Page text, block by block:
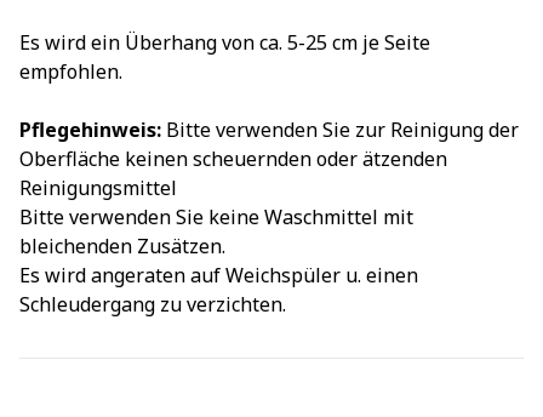
Es wird ein Überhang von ca. 5-25 cm je Seite
empfohlen.
Pflegehinweis: Bitte verwenden Sie zur Reinigung der
Oberfläche keinen scheuernden oder ätzenden
Reinigungsmittel
Bitte verwenden Sie keine Waschmittel mit
bleichenden Zusätzen.
Es wird angeraten auf Weichspüler u. einen
Schleudergang zu verzichten.